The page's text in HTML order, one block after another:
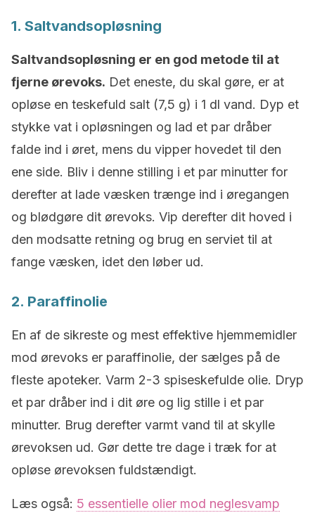
1. Saltvandsopløsning
Saltvandsopløsning er en god metode til at
fjerne ørevoks. Det eneste, du skal gøre, er at
opløse en teskefuld salt (7,5 g) i 1 dl vand. Dyp et
stykke vat i opløsningen og lad et par dråber
falde ind i øret, mens du vipper hovedet til den
ene side. Bliv i denne stilling i et par minutter for
derefter at lade væsken trænge ind i øregangen
og blødgøre dit ørevoks. Vip derefter dit hoved i
den modsatte retning og brug en serviet til at
fange væsken, idet den løber ud.
2. Paraffinolie
En af de sikreste og mest effektive hjemmemidler
mod ørevoks er paraffinolie, der sælges på de
fleste apoteker. Varm 2-3 spiseskefulde olie. Dryp
et par dråber ind i dit øre og lig stille i et par
minutter. Brug derefter varmt vand til at skylle
ørevoksen ud. Gør dette tre dage i træk for at
opløse ørevoksen fuldstændigt.
Læs også: 5 essentielle olier mod neglesvamp